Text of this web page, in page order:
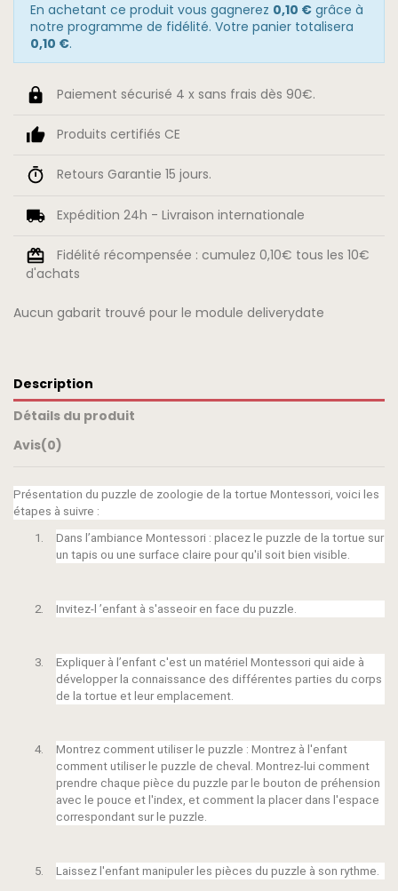
En achetant ce produit vous gagnerez 0,10 €grâce à
notre programme de fidélité. Votre panier totalisera
0,10 €.
Paiement sécurisé 4 x sans frais dès 90€.
Produits certifiés CE
Retours Garantie 15 jours.
Expédition 24h - Livraison internationale
Fidélité récompensée : cumulez 0,10€ tous les 10€
d'achats
Aucun gabarit trouvé pour le module deliverydate
Description
Détails du produit
Avis(0)
Présentation du puzzle de zoologie de la tortue Montessori, voici les
étapes à suivre :
1.
Dans l’ambiance Montessori : placez le puzzle de la tortue sur
un tapis ou une surface claire pour qu'il soit bien visible.
2. Invitez-l ’enfant à s'asseoir en face du puzzle.
3.
Expliquer à l’enfant c'est un matériel Montessori qui aide à
développer la connaissance des différentes parties du corps
de la tortue et leur emplacement.
4.
Montrez comment utiliser le puzzle : Montrez à l'enfant
comment utiliser le puzzle de cheval. Montrez-lui comment
prendre chaque pièce du puzzle par le bouton de préhension
avec le pouce et l'index, et comment la placer dans l'espace
correspondant sur le puzzle.
5. Laissez l'enfant manipuler les pièces du puzzle à son rythme.